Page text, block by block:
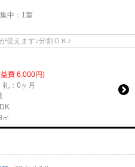
中： 1室
使えます♪分割ＯＫ♪
費 6,000円)
：0ヶ月
㎡